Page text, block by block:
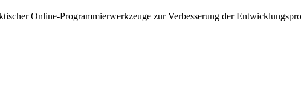
Online-Programmierwerkzeuge zur Verbesserung der